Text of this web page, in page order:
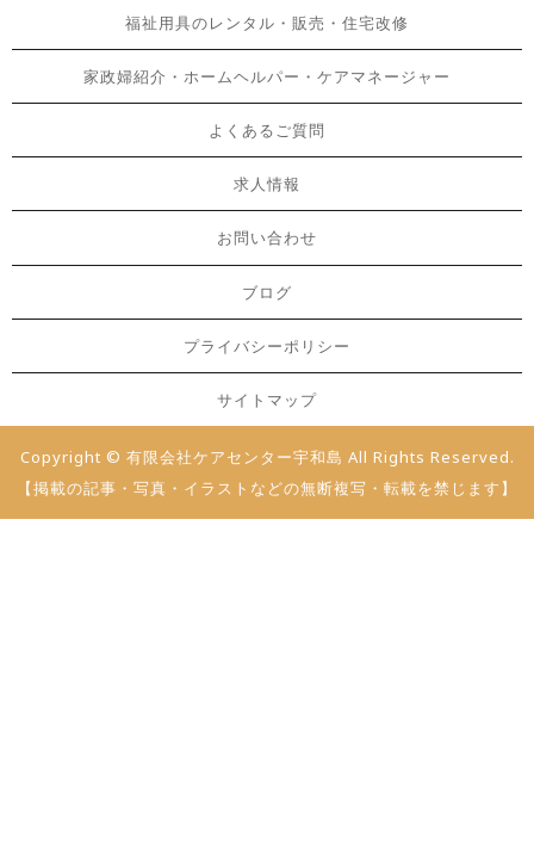
福祉用具のレンタル・販売・住宅改修
家政婦紹介・ホームヘルパー・ケアマネージャー
よくあるご質問
求人情報
お問い合わせ
ブログ
プライバシーポリシー
サイトマップ
Copyright © 有限会社ケアセンター宇和島 All Rights Reserved.
【掲載の記事・写真・イラストなどの無断複写・転載を禁じます】